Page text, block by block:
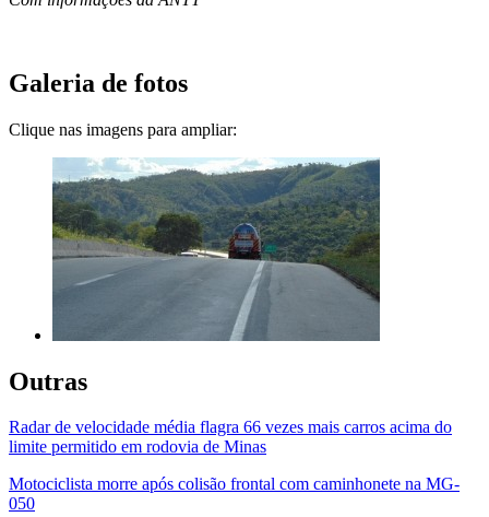
Galeria de fotos
Clique nas imagens para ampliar:
Outras
Radar de velocidade média flagra 66 vezes mais carros acima do
limite permitido em rodovia de Minas
Motociclista morre após colisão frontal com caminhonete na MG-
050